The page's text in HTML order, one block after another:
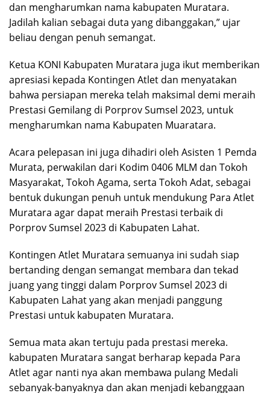
dan mengharumkan nama kabupaten Muratara.
Jadilah kalian sebagai duta yang dibanggakan,” ujar
beliau dengan penuh semangat.
Ketua KONI Kabupaten Muratara juga ikut memberikan
apresiasi kepada Kontingen Atlet dan menyatakan
bahwa persiapan mereka telah maksimal demi meraih
Prestasi Gemilang di Porprov Sumsel 2023, untuk
mengharumkan nama Kabupaten Muaratara.
Acara pelepasan ini juga dihadiri oleh Asisten 1 Pemda
Murata, perwakilan dari Kodim 0406 MLM dan Tokoh
Masyarakat, Tokoh Agama, serta Tokoh Adat, sebagai
bentuk dukungan penuh untuk mendukung Para Atlet
Muratara agar dapat meraih Prestasi terbaik di
Porprov Sumsel 2023 di Kabupaten Lahat.
Kontingen Atlet Muratara semuanya ini sudah siap
bertanding dengan semangat membara dan tekad
juang yang tinggi dalam Porprov Sumsel 2023 di
Kabupaten Lahat yang akan menjadi panggung
Prestasi untuk kabupaten Muratara.
Semua mata akan tertuju pada prestasi mereka.
kabupaten Muratara sangat berharap kepada Para
Atlet agar nanti nya akan membawa pulang Medali
sebanyak-banyaknya dan akan menjadi kebanggaan